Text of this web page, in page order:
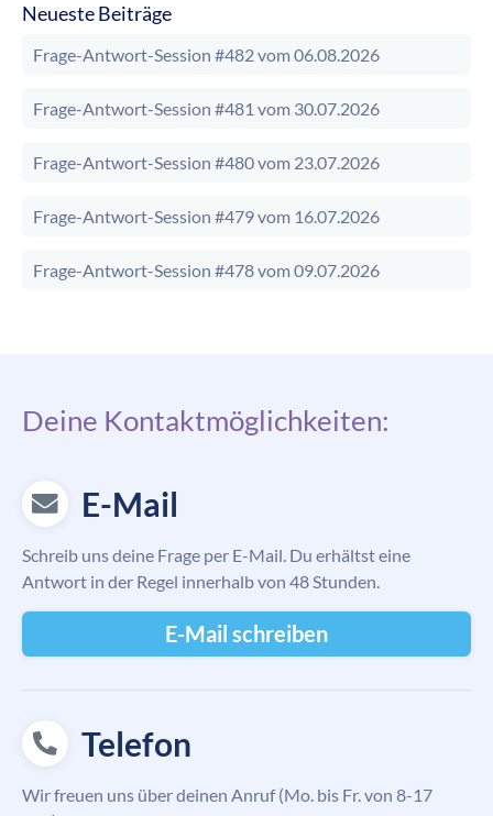
Neueste Beiträge
Frage-Antwort-Session #482 vom 06.08.2026
Frage-Antwort-Session #481 vom 30.07.2026
Frage-Antwort-Session #480 vom 23.07.2026
Frage-Antwort-Session #479 vom 16.07.2026
Frage-Antwort-Session #478 vom 09.07.2026
Deine Kontaktmöglichkeiten:
E-Mail
Schreib uns deine Frage per E-Mail. Du erhältst eine
Antwort in der Regel innerhalb von 48 Stunden.
E-Mail schreiben
Telefon
Wir freuen uns über deinen Anruf (Mo. bis Fr. von 8-17